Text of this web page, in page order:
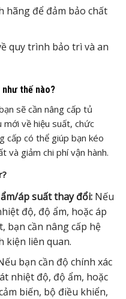
hãng để đảm bảo chất
quy trình bảo trì và an
như thế nào?
sẽ cần nâng cấp tủ
mới về hiệu suất, chức
cấp có thể giúp bạn kéo
và giảm chi phí vận hành.
áp suất thay đổi:Nếu
độ, độ ẩm, hoặc áp
bạn cần nâng cấp hệ
kiện liên quan.
bạn cần độ chính xác
nhiệt độ, độ ẩm, hoặc
biến, bộ điều khiển,